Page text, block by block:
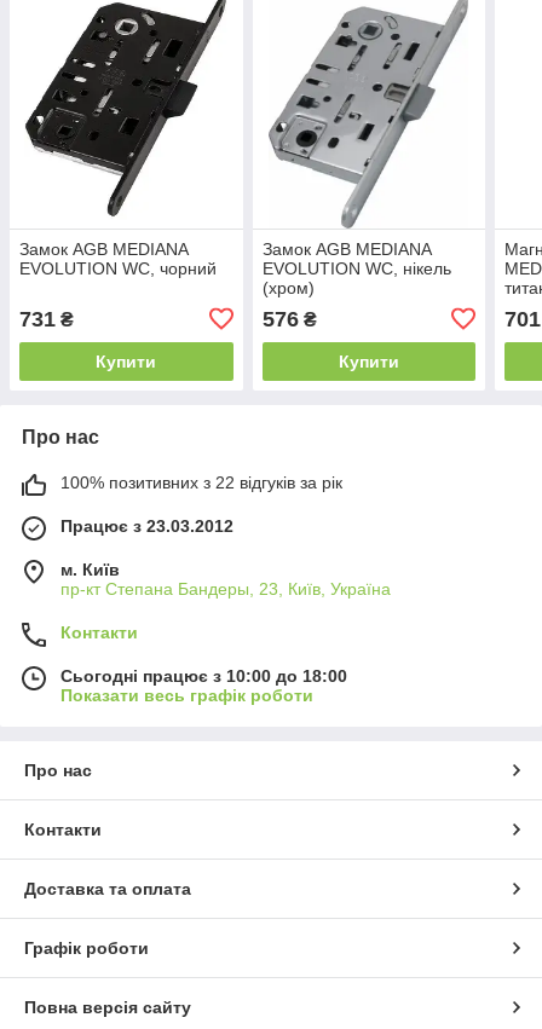
Замок AGB MEDIANA
EVOLUTION WC, чорний
731 ₴
Купити
Замок AGB MEDIANA
EVOLUTION WC, нікель
(хром)
576₴
Купити
701
Про нас
100% позитивних з 22 відгуків за рік
Працює з 23.03.2012
м. Київ
пр-кт Степана Бандеры, 23, Київ, Україна
Контакти
Сьогодні працює з 10:00 до 18:00
Показати весь графік роботи
Про нас
Контакти
Доставка та оплата
Графік роботи
Повна версія сайту